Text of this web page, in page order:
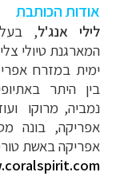
אודות הכותבת
לילי אנג'ל,
המארגנת טיולי
ימית במזרח
בין היתר
נמביה, מרוקו
אפריקה, בונה
אפריקה באשת